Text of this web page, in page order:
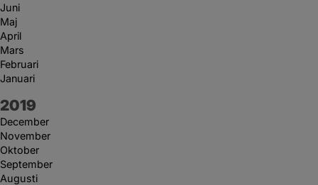
Juni
Maj
April
Mars
Februari
Januari
År:
2019
December
November
Oktober
September
Augusti